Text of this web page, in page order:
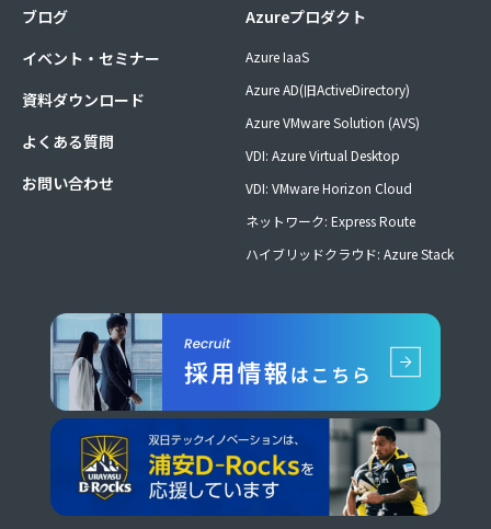
ブログ
イベント・セミナー
資料ダウンロード
よくある質問
お問い合わせ
Azureプロダクト
Azure IaaS
Azure AD(旧ActiveDirectory)
Azure VMware Solution (AVS)
VDI: Azure Virtual Desktop
VDI: VMware Horizon Cloud
ネットワーク: Express Route
ハイブリッドクラウド: Azure Stack